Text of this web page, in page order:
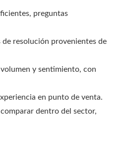
preguntas
resolución provenientes de
y sentimiento, con
en punto de venta.
dentro del sector,